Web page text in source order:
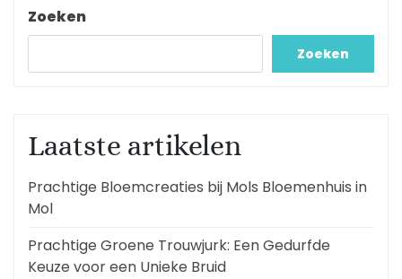
Zoeken
Zoeken
Laatste artikelen
Prachtige Bloemcreaties bij Mols Bloemenhuis in
Mol
Prachtige Groene Trouwjurk: Een Gedurfde
Keuze voor een Unieke Bruid